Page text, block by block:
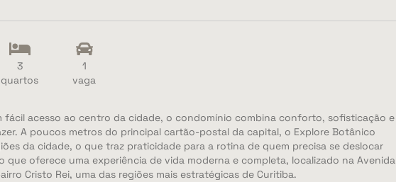
3
quartos
1
vaga
fácil acesso ao centro da cidade, o condomínio combina conforto, sofisticação e
A poucos metros do principal cartão-postal da capital, o Explore Botânico
da cidade, o que traz praticidade para a rotina de quem precisa se deslocar
que oferece uma experiência de vida moderna e completa, localizado na Avenida
Cristo Rei, uma das regiões mais estratégicas de Curitiba.